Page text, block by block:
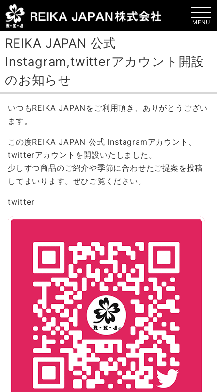
MENU
REIKA JAPAN 公式
Instagram,twitterアカウント開設
のお知らせ
いつもREIKA JAPANをご利用頂き、ありがとうござい
ます。
この度REIKA JAPAN 公式 Instagramアカウント、
twitterアカウントを開設いたしました。
少しずつ商品のご紹介や季節に合わせたご提案を投稿
してまいります。ぜひご覧ください。
twitter